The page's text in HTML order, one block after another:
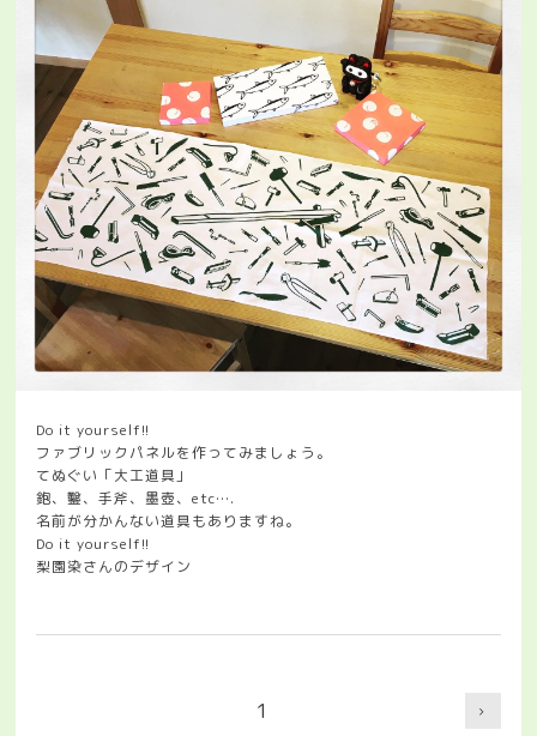
Do it yourself!!
ファブリックパネルを作ってみましょう。
てぬぐい「大工道具」
鉋、鑿、手斧、墨壺、etc….
名前が分かんない道具もありますね。
Do it yourself!!
梨園染さんのデザイン
1